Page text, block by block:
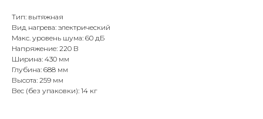
Тип: вытяжная
Вид нагрева: электрический
Макс. уровень шума: 60 дБ
Напряжение: 220 В
Ширина: 430 мм
Глубина: 688 мм
Высота: 259 мм
Вес (без упаковки): 14 кг
Адрес
Г.Москва Волоколамское шоссе,
71/22к2
Пн-вс с 9:00 до 18:00
КОНТАКТЫ